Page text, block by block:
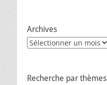
Archives
Archives
Recherche par thèmes